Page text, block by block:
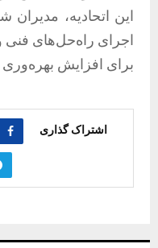
این اتحادیه،
اجرای راه‌حل‌های فنی
برای افزایش بهره‌وری
اشتراک گذاری